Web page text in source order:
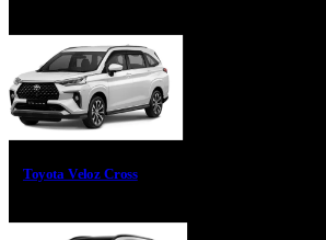
Toyota Veloz Cross